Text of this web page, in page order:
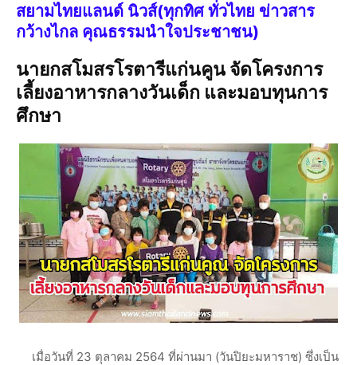
สยามไทยแลนด์ นิวส์(ทุกทิศ ทั่วไทย ข่าวสาร
กว้างไกล คุณธรรมนำใจประชาชน)
นายกสโมสรโรตารีแก่นคูน จัดโครงการ
เลี้ยงอาหารกลางวันเด็ก และมอบทุนการ
ศึกษา
เมื่อวันที่ 23 ตุลาคม 2564 ที่ผ่านมา (วันปิยะมหาราช) ซึ่งเป็น